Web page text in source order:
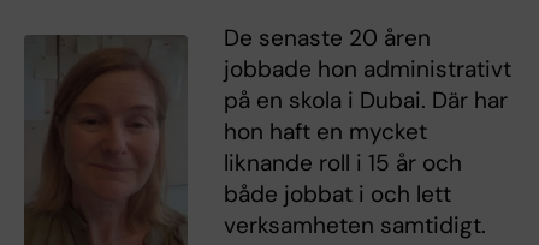
De senaste 20 åren
jobbade hon administrativt
på en skola i Dubai. Där har
hon haft en mycket
liknande roll i 15 år och
både jobbat i och lett
verksamheten samtidigt.